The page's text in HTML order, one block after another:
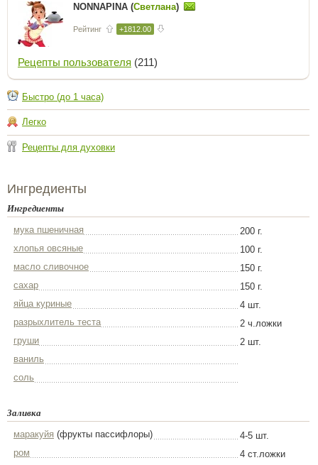
NONNAPINA (Светлана)
Рейтинг +1812.00
Рецепты пользователя (211)
Быстро (до 1 часа)
Легко
Рецепты для духовки
Ингредиенты
Ингредиенты
мука пшеничная
200 г.
хлопья овсяные
100 г.
масло сливочное
150 г.
сахар
150 г.
яйца куриные
4 шт.
разрыхлитель теста
2 ч.ложки
груши
2 шт.
ваниль
соль
Заливка
маракуйя (фрукты пассифлоры)
4-5 шт.
ром
4 ст.ложки